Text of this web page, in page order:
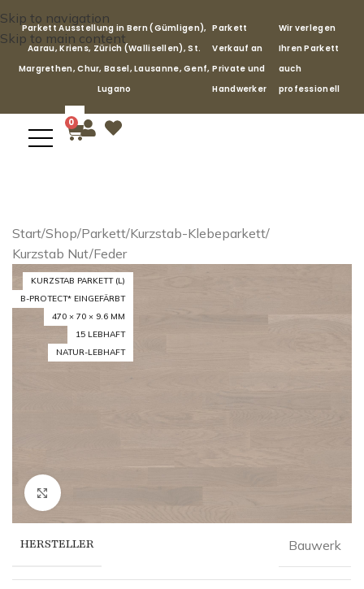
Skip to navigation
Skip to main content
Parkett Ausstellung in Bern (Gümligen),
Aarau, Kriens, Zürich (Wallisellen), St.
Margrethen, Chur, Basel, Lausanne, Genf,
Lugano
Parkett
Verkauf an
Private und
Handwerker
Wir verlegen
Ihren Parkett
auch
professionell
0
Start/Shop/Parkett/Kurzstab-Klebeparkett/
Kurzstab Nut/Feder
KURZSTAB PARKETT (L)
B-PROTECT* EINGEFÄRBT
470 × 70 × 9.6 MM
15 LEBHAFT
NATUR-LEBHAFT
Click to enlarge
HERSTELLER Bauwerk